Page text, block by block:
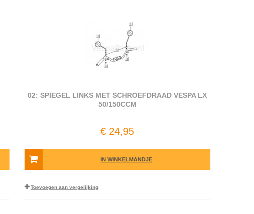
02: SPIEGEL LINKS MET SCHROEFDRAAD VESPA LX
50/150CCM
€ 24,95
IN WINKELMANDJE
Toevoegen aan vergelijking